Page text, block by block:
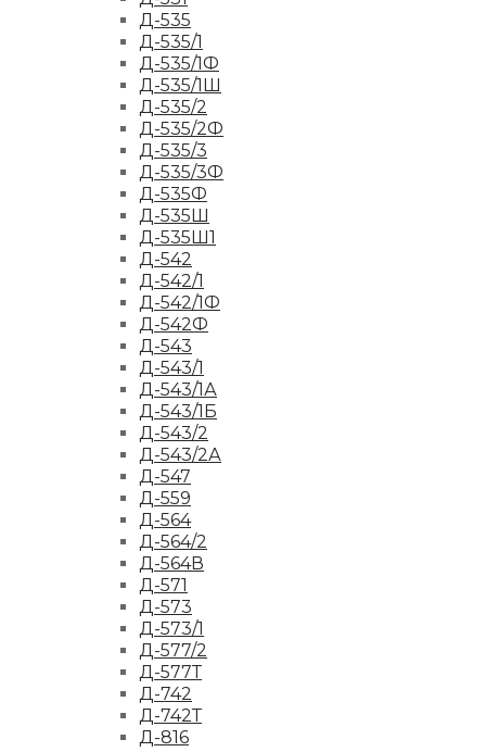
Д-535
Д-535/1
Д-535/1Ф
Д-535/1Ш
Д-535/2
Д-535/2Ф
Д-535/3
Д-535/3Ф
Д-535Ф
Д-535Ш
Д-535Ш1
Д-542
Д-542/1
Д-542/1Ф
Д-542Ф
Д-543
Д-543/1
Д-543/1А
Д-543/1Б
Д-543/2
Д-543/2А
Д-547
Д-559
Д-564
Д-564/2
Д-564В
Д-571
Д-573
Д-573/1
Д-577/2
Д-577Т
Д-742
Д-742Т
Д-816